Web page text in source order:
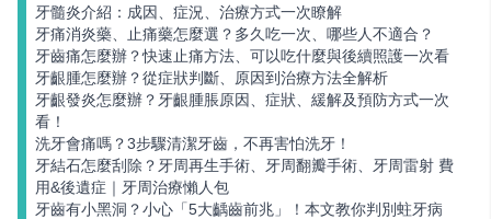
牙髓炎介紹：成因、症況、治療方式一次瞭解
牙痛消炎藥、止痛藥怎麼選？多久吃一次、哪些人不適合？
牙齒痛怎麼辦？快速止痛方法、可以吃什麼與後續照護一次看
牙齦腫怎麼辦？從症狀判斷、原因到治療方法全解析
牙齦發炎怎麼辦？牙齦腫脹原因、症狀、緩解及預防方式一次
看！
洗牙會痛嗎？3步驟清潔牙齒，不再害怕洗牙！
牙結石怎麼刮除？牙周再生手術、牙周翻瓣手術、牙周雷射 費
用&後遺症｜牙周治療懶人包
牙齒有小黑洞？小心「5大齲齒前兆」！本文教你判別蛀牙病